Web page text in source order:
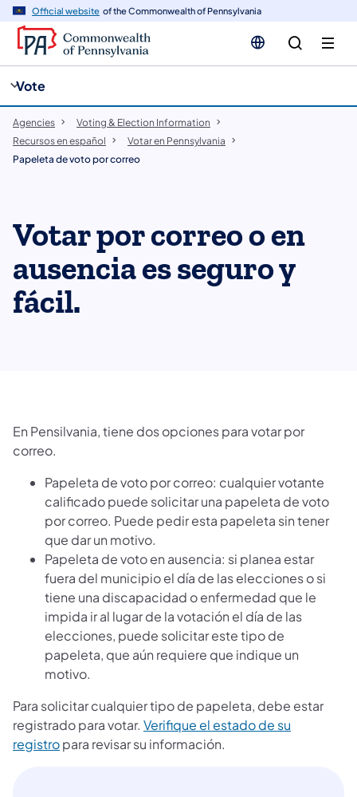
Official website of the Commonwealth of Pennsylvania
Vote
Agencies
Voting & Election Information
Recursos en español
Votar en Pennsylvania
Papeleta de voto por correo
Votar por correo o en
ausencia es seguro y
fácil.
En Pensilvania, tiene dos opciones para votar por
correo.
Papeleta de voto por correo: cualquier votante
calificado puede solicitar una papeleta de voto
por correo. Puede pedir esta papeleta sin tener
que dar un motivo.
Papeleta de voto en ausencia: si planea estar
fuera del municipio el día de las elecciones o si
tiene una discapacidad o enfermedad que le
impida ir al lugar de la votación el día de las
elecciones, puede solicitar este tipo de
papeleta, que aún requiere que indique un
motivo.
Para solicitar cualquier tipo de papeleta, debe estar
registrado para votar. Verifique el estado de su
registropara revisar su información.